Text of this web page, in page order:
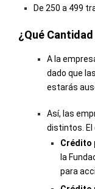
De 250 a 499
¿Qué
A la
dado que
estarás
Así, las
distintos. El
Crédito
la
para